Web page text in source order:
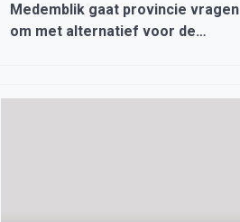
Medemblik gaat provincie vragen
om met alternatief voor de